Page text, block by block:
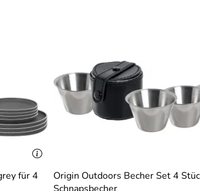
für 4
Origin Outdoors Becher Set 4